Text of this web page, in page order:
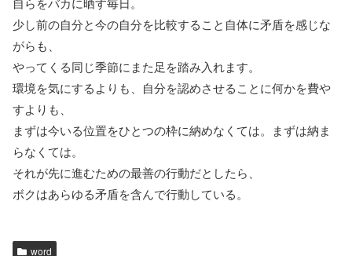
少し前の自分と今の自分を比較すること自体に矛盾を感じな
がらも、
やってくる同じ季節にまた足を踏み入れます。
環境を気にするよりも、自分を認めさせることに何かを費や
すよりも、
まずは今いる位置をひとつの枠に納めなくては。まずは納ま
らなくては。
それが先に進むための最善の行動だとしたら、
ボクはあらゆる矛盾を含んで行動している。
word